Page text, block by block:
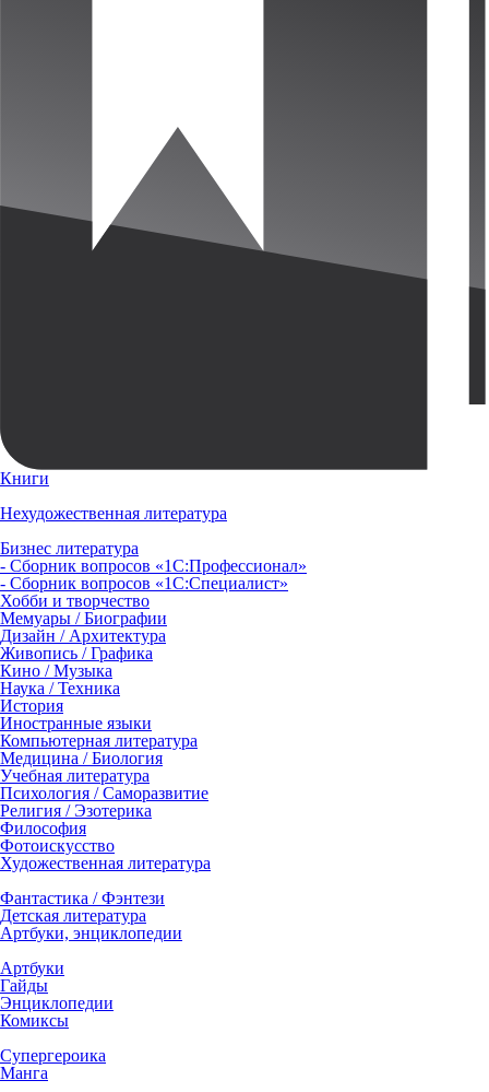
Книги
Нехудожественная литература
Бизнес литература
- Сборник вопросов «1С:Профессионал»
- Сборник вопросов «1С:Специалист»
Хобби и творчество
Мемуары / Биографии
Дизайн / Архитектура
Живопись / Графика
Кино / Музыка
Наука / Техника
История
Иностранные языки
Компьютерная литература
Медицина / Биология
Учебная литература
Психология / Саморазвитие
Религия / Эзотерика
Философия
Фотоискусство
Художественная литература
Фантастика / Фэнтези
Детская литература
Артбуки, энциклопедии
Артбуки
Гайды
Энциклопедии
Комиксы
Супергероика
Манга